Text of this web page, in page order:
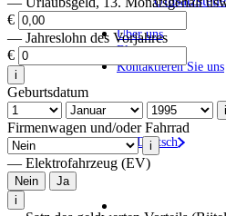
Über uns
Blog
Kontaktieren Sie uns
Deutsch
€
— Jahreslohn des Vorjahres
€
i
Geburtsdatum
i
Firmenwagen und/oder Fahrrad
i
— Elektrofahrzeug (EV)
Nein
Ja
i